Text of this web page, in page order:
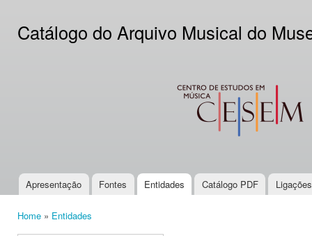
Catálogo do Arquivo Musical do
CESEM
Main menu
Apresentação Fontes Entidades Catálogo PDF
Home » Entidades